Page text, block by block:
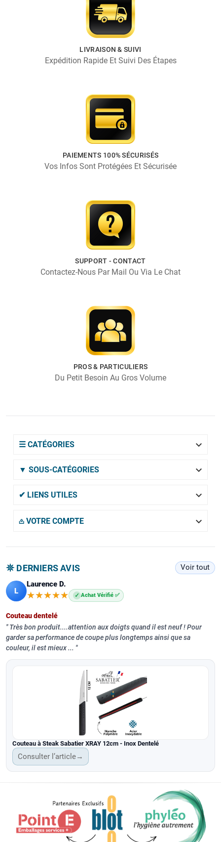
LIVRAISON & SUIVI
Expédition Rapide Et Suivi Des Étapes
PAIEMENTS 100% SÉCURISÉS
Vos Infos Sont Protégées Et Sécurisée
SUPPORT - CONTACT
Contactez-Nous Par Mail Ou Via Le Chat
PROS & PARTICULIERS
Du Petit Besoin Au Gros Volume
☰ CATÉGORIES 
▼ SOUS-CATÉGORIES 
✔ LIENS UTILES 
𖡌 VOTRE COMPTE 
𖤓 DERNIERS AVIS Voir tout
L
Laurence D.
★★★★★
★★★★★ ✓ Achat Vérifié ✅
Couteau dentelé
Très bon produit....attention aux doigts quand il est neuf ! Pour
garder sa performance de coupe plus longtemps ainsi que sa
couleur, il est mieux ...
Couteau à Steak Sabatier XRAY 12cm - Inox Dentelé
Consulter l’article→